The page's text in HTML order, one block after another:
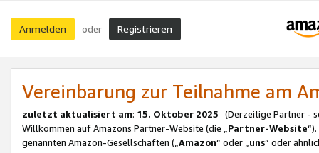
Anmelden oder Registrieren
Vereinbarung zur Teilnahme am
zuletzt aktualisiert am: 15. Oktober 2025 (Derzeitige Partner -
Willkommen auf Amazons Partner-Website (die „Partner-Website
genannten Amazon-Gesellschaften („Amazon“ oder „uns“ oder